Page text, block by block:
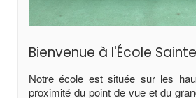
Bienvenue à l'École
Notre école est située sur les
proximité du point de vue et du